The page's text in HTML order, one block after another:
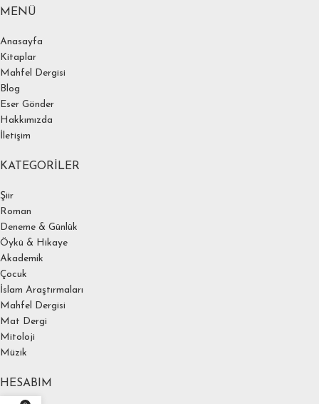
MENÜ
Anasayfa
Kitaplar
Mahfel Dergisi
Blog
Eser Gönder
Hakkımızda
İletişim
KATEGORILER
Şiir
Roman
Deneme & Günlük
Öykü & Hikaye
Akademik
Çocuk
İslam Araştırmaları
Mahfel Dergisi
Mat Dergi
Mitoloji
Müzik
HESABIM